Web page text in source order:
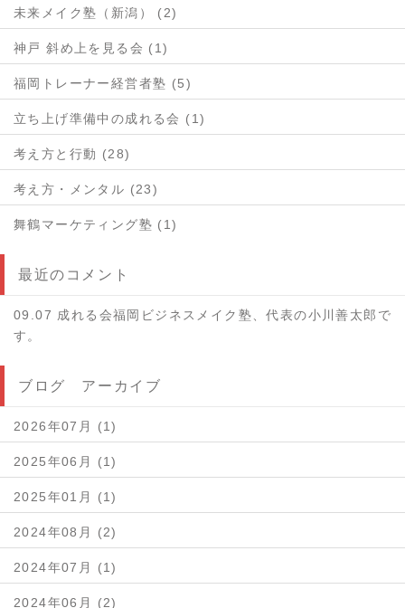
未来メイク塾（新潟） (2)
神戸 斜め上を見る会 (1)
福岡トレーナー経営者塾 (5)
立ち上げ準備中の成れる会 (1)
考え方と行動 (28)
考え方・メンタル (23)
舞鶴マーケティング塾 (1)
最近のコメント
09.07 成れる会福岡ビジネスメイク塾、代表の小川善太郎で
す。
ブログ アーカイブ
2026年07月 (1)
2025年06月 (1)
2025年01月 (1)
2024年08月 (2)
2024年07月 (1)
2024年06月 (2)